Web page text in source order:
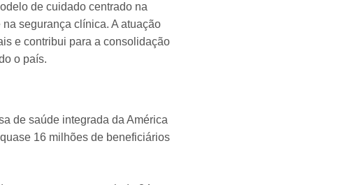
de cuidado centrado na
segurança clínica. A atuação
e contribui para a consolidação
o país.
de saúde integrada da América
16 milhões de beneficiários